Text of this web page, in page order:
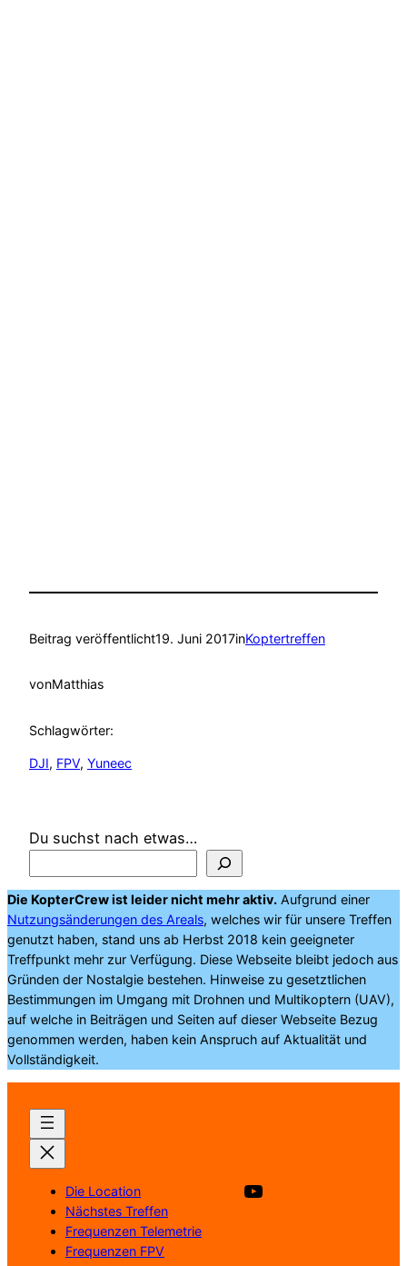
Beitrag veröffentlicht19. Juni 2017inKoptertreffen
vonMatthias
Schlagwörter:
DJI, FPV, Yuneec
Du suchst nach etwas…
Die KopterCrew ist leider nicht mehr aktiv. Aufgrund einer
Nutzungsänderungen des Areals, welches wir für unsere Treffen
genutzt haben, stand uns ab Herbst 2018 kein geeigneter
Treffpunkt mehr zur Verfügung. Diese Webseite bleibt jedoch aus
Gründen der Nostalgie bestehen. Hinweise zu gesetztlichen
Bestimmungen im Umgang mit Drohnen und Multikoptern (UAV),
auf welche in Beiträgen und Seiten auf dieser Webseite Bezug
genommen werden, haben kein Anspruch auf Aktualität und
Vollständigkeit.
Die Location
Nächstes Treffen
Frequenzen Telemetrie
Frequenzen FPV
Besuche unsere YouTube Kanal